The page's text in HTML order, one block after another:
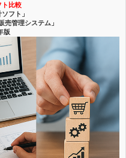
ト比較
フト」
売管理システム」
版